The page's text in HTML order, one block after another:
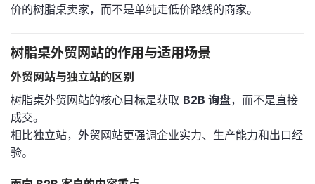
价的树脂桌卖家，而不是单纯走低价路线的商家。
树脂桌外贸网站的作用与适用场景
外贸网站与独立站的区别
树脂桌外贸网站的核心目标是获取 B2B 询盘，而不是直接
成交。
相比独立站，外贸网站更强调企业实力、生产能力和出口经
验。